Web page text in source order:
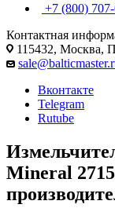
+7 (800)
Контактная
115432, Москва,
Вконтакте
Telegram
Rutube
Mineral